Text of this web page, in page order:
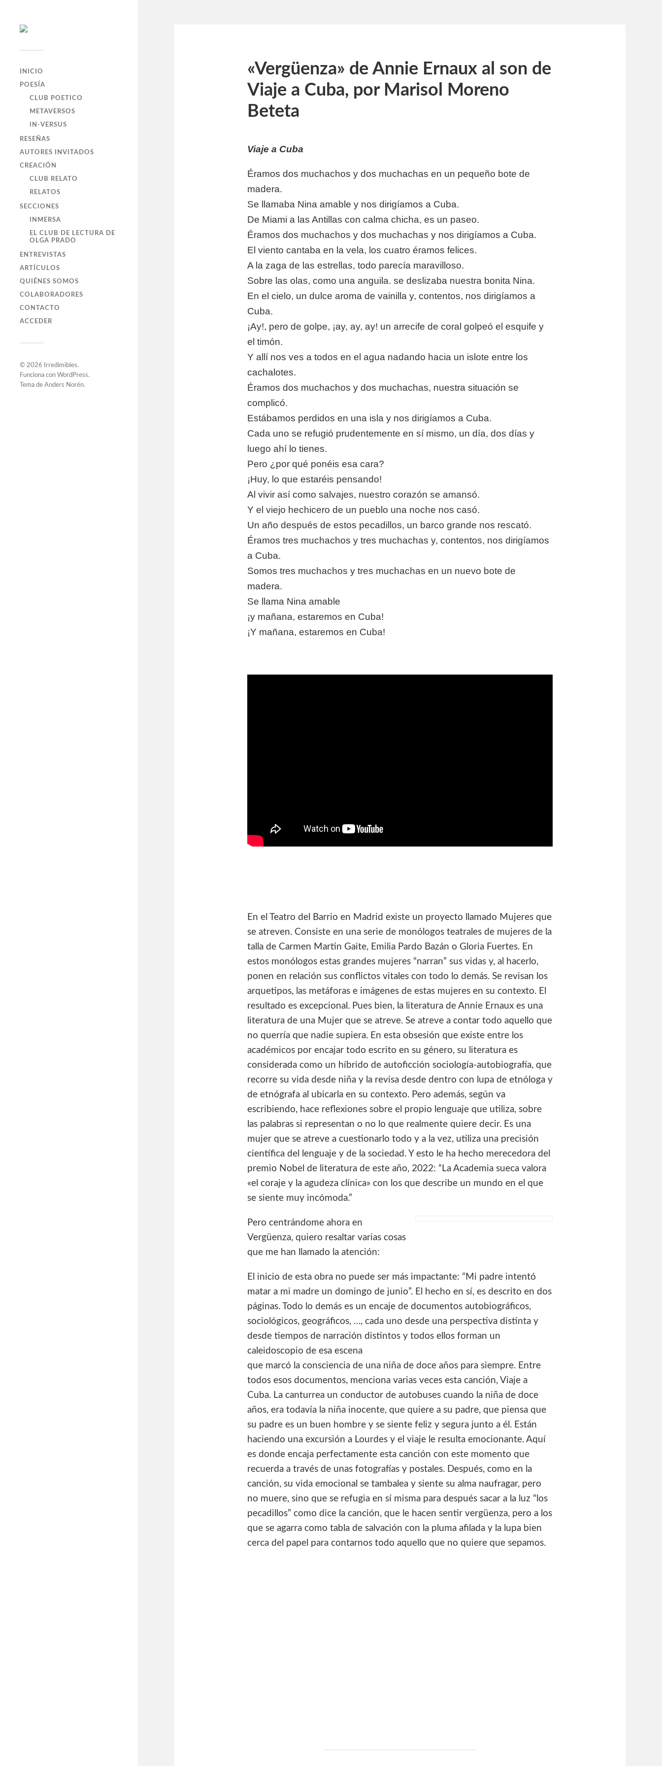
INICIO
POESÍA
CLUB POETICO
METAVERSOS
IN-VERSUS
RESEÑAS
AUTORES INVITADOS
CREACIÓN
CLUB RELATO
RELATOS
SECCIONES
INMERSA
EL CLUB DE LECTURA DE
OLGA PRADO
ENTREVISTAS
ARTÍCULOS
QUIÉNES SOMOS
COLABORADORES
CONTACTO
ACCEDER
© 2026 Irredimibles.
Funciona con WordPress.
Tema de Anders Norén.
«Vergüenza» de Annie Ernaux al son de
Viaje a Cuba, por Marisol Moreno
Beteta
Viaje a Cuba
Éramos dos muchachos y dos muchachas en un pequeño bote de
madera.
Se llamaba Nina amable y nos dirigíamos a Cuba.
De Miami a las Antillas con calma chicha, es un paseo.
Éramos dos muchachos y dos muchachas y nos dirigíamos a Cuba.
El viento cantaba en la vela, los cuatro éramos felices.
A la zaga de las estrellas, todo parecía maravilloso.
Sobre las olas, como una anguila. se deslizaba nuestra bonita Nina.
En el cielo, un dulce aroma de vainilla y, contentos, nos dirigíamos a
Cuba.
¡Ay!, pero de golpe, ¡ay, ay, ay! un arrecife de coral golpeó el esquife y
el timón.
Y allí nos ves a todos en el agua nadando hacia un islote entre los
cachalotes.
Éramos dos muchachos y dos muchachas, nuestra situación se
complicó.
Estábamos perdidos en una isla y nos dirigíamos a Cuba.
Cada uno se refugió prudentemente en sí mismo, un día, dos días y
luego ahí lo tienes.
Pero ¿por qué ponéis esa cara?
¡Huy, lo que estaréis pensando!
Al vivir así como salvajes, nuestro corazón se amansó.
Y el viejo hechicero de un pueblo una noche nos casó.
Un año después de estos pecadillos, un barco grande nos rescató.
Éramos tres muchachos y tres muchachas y, contentos, nos dirigíamos
a Cuba.
Somos tres muchachos y tres muchachas en un nuevo bote de
madera.
Se llama Nina amable
¡y mañana, estaremos en Cuba!
¡Y mañana, estaremos en Cuba!
En el Teatro del Barrio en Madrid existe un proyecto llamado Mujeres que
se atreven. Consiste en una serie de monólogos teatrales de mujeres de la
talla de Carmen Martin Gaite, Emilia Pardo Bazán o Gloria Fuertes. En
estos monólogos estas grandes mujeres “narran” sus vidas y, al hacerlo,
ponen en relación sus conflictos vitales con todo lo demás. Se revisan los
arquetipos, las metáforas e imágenes de estas mujeres en su contexto. El
resultado es excepcional. Pues bien, la literatura de Annie Ernaux es una
literatura de una Mujer que se atreve. Se atreve a contar todo aquello que
no querría que nadie supiera. En esta obsesión que existe entre los
académicos por encajar todo escrito en su género, su literatura es
considerada como un híbrido de autoficción sociología-autobiografía, que
recorre su vida desde niña y la revisa desde dentro con lupa de etnóloga y
de etnógrafa al ubicarla en su contexto. Pero además, según va
escribiendo, hace reflexiones sobre el propio lenguaje que utiliza, sobre
las palabras si representan o no lo que realmente quiere decir. Es una
mujer que se atreve a cuestionarlo todo y a la vez, utiliza una precisión
científica del lenguaje y de la sociedad. Y esto le ha hecho merecedora del
premio Nobel de literatura de este año, 2022: “La Academia sueca valora
«el coraje y la agudeza clínica» con los que describe un mundo en el que
se siente muy incómoda.”
Pero centrándome ahora en
Vergüenza, quiero resaltar varias cosas
que me han llamado la atención:
El inicio de esta obra no puede ser más impactante: “Mi padre intentó
matar a mi madre un domingo de junio”. El hecho en sí, es descrito en dos
páginas. Todo lo demás es un encaje de documentos autobiográficos,
sociológicos, geográficos, …, cada uno desde una perspectiva distinta y
desde tiempos de narración distintos y todos ellos forman un
caleidoscopio de esa escena
que marcó la consciencia de una niña de doce años para siempre. Entre
todos esos documentos, menciona varias veces esta canción, Viaje a
Cuba. La canturrea un conductor de autobuses cuando la niña de doce
años, era todavía la niña inocente, que quiere a su padre, que piensa que
su padre es un buen hombre y se siente feliz y segura junto a él. Están
haciendo una excursión a Lourdes y el viaje le resulta emocionante. Aquí
es donde encaja perfectamente esta canción con este momento que
recuerda a través de unas fotografías y postales. Después, como en la
canción, su vida emocional se tambalea y siente su alma naufragar, pero
no muere, sino que se refugia en sí misma para después sacar a la luz “los
pecadillos” como dice la canción, que le hacen sentir vergüenza, pero a los
que se agarra como tabla de salvación con la pluma afilada y la lupa bien
cerca del papel para contarnos todo aquello que no quiere que sepamos.